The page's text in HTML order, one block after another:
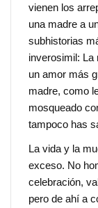
vienen los
una madre a
subhistorias
inverosimil: La
un amor más
madre, como
mosqueado
tampoco has
La vida y la
exceso. No
celebración,
pero de ahí a